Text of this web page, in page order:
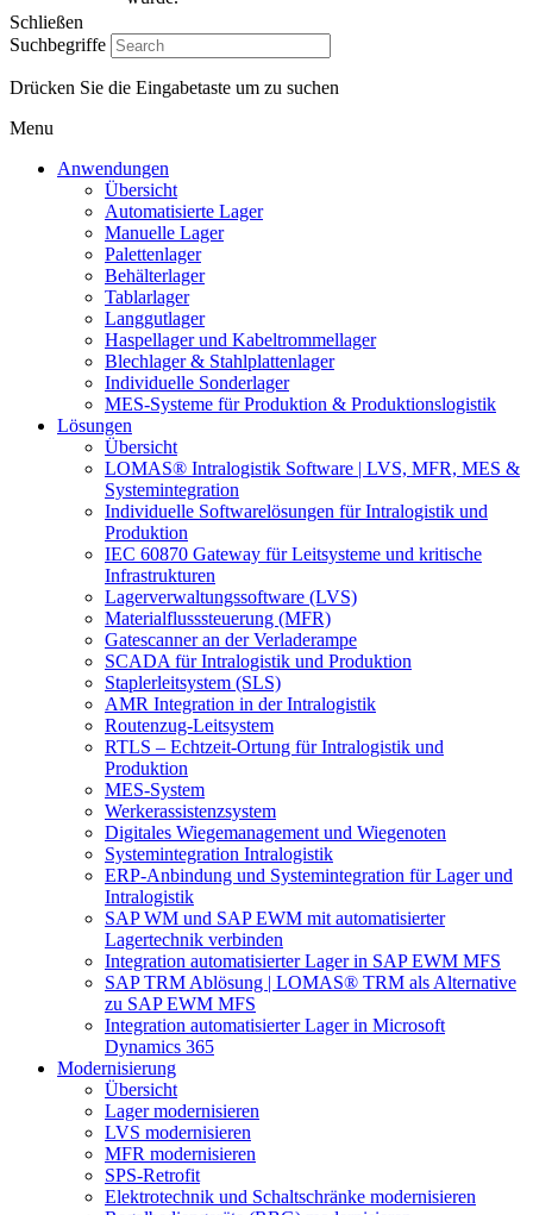
Schließen
Suchbegriffe
Drücken Sie die Eingabetaste um zu suchen
Artschwager + Kohl – Intralogistik Software, zur Startseite
Menu
Anwendungen
Übersicht
Automatisierte Lager
Manuelle Lager
Palettenlager
Behälterlager
Tablarlager
Langgutlager
Haspellager und Kabeltrommellager
Blechlager & Stahlplattenlager
Individuelle Sonderlager
MES-Systeme für Produktion & Produktionslogistik
Lösungen
Übersicht
LOMAS® Intralogistik Software | LVS, MFR, MES &
Systemintegration
Individuelle Softwarelösungen für Intralogistik und
Produktion
IEC 60870 Gateway für Leitsysteme und kritische
Infrastrukturen
Lagerverwaltungssoftware (LVS)
Materialflusssteuerung (MFR)
Gatescanner an der Verladerampe
SCADA für Intralogistik und Produktion
Staplerleitsystem (SLS)
AMR Integration in der Intralogistik
Routenzug-Leitsystem
RTLS – Echtzeit-Ortung für Intralogistik und
Produktion
MES-System
Werkerassistenzsystem
Digitales Wiegemanagement und Wiegenoten
Systemintegration Intralogistik
ERP-Anbindung und Systemintegration für Lager und
Intralogistik
SAP WM und SAP EWM mit automatisierter
Lagertechnik verbinden
Integration automatisierter Lager in SAP EWM MFS
SAP TRM Ablösung | LOMAS® TRM als Alternative
zu SAP EWM MFS
Integration automatisierter Lager in Microsoft
Dynamics 365
Modernisierung
Übersicht
Lager modernisieren
LVS modernisieren
MFR modernisieren
SPS-Retrofit
Elektrotechnik und Schaltschränke modernisieren